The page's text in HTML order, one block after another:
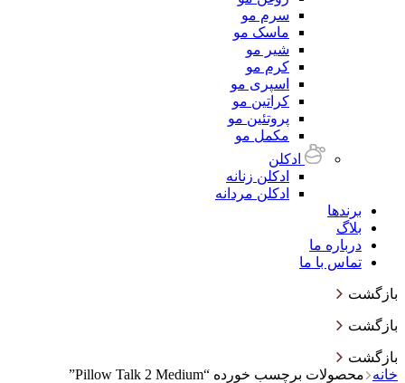
سرم مو
ماسک مو
شیر مو
کرم مو
اسپری مو
کراتین مو
پروتئین مو
مکمل مو
ادکلن
ادکلن زنانه
ادکلن مردانه
برندها
بلاگ
درباره ما
تماس با ما
بازگشت
بازگشت
بازگشت
خانه
محصولات برچسب خورده “Pillow Talk 2 Medium”